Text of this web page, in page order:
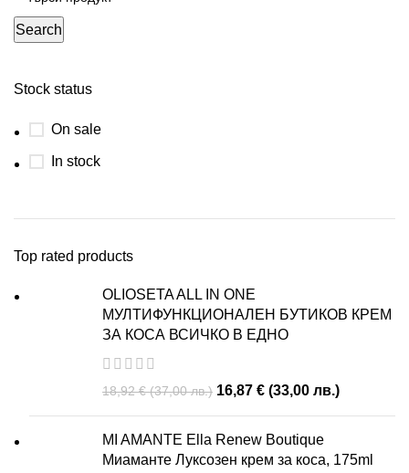
Stock status
On sale
In stock
Top rated products
OLIOSETA ALL IN ONE
МУЛТИФУНКЦИОНАЛЕН БУТИКОВ КРЕМ
ЗА КОСА ВСИЧКО В ЕДНО
18,92€ (37,00лв.) 16,87 € (33,00 лв.)
MI AMANTE Ella Renew Boutique
Миаманте Луксозен крем за коса, 175ml
Search